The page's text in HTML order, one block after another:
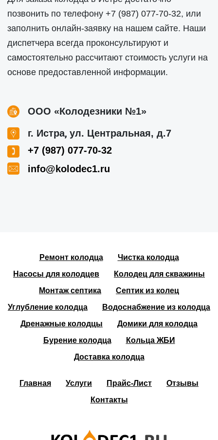
позвонить по телефону +7 (987) 077-70-32, или
заполнить онлайн-заявку на нашем сайте. Наши
диспетчера всегда проконсультируют и
самостоятельно рассчитают стоимость услуги на
основе предоставленной информации.
ООО «Колодезники №1»
г. Истра, ул. Центральная, д.7
+7 (987) 077-70-32
info@kolodec1.ru
Ремонт колодца
Чистка колодца
Насосы для колодцев
Колодец для скважины
Монтаж септика
Септик из колец
Углубление колодца
Водоснабжение из колодца
Дренажные колодцы
Домики для колодца
Бурение колодца
Кольца ЖБИ
Доставка колодца
Главная Услуги Прайс-Лист
Отзывы
Контакты